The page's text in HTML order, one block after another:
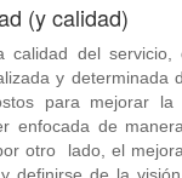
(y calidad)
calidad del servicio,
y determinada
para mejorar la
enfocada de
otro lado, el